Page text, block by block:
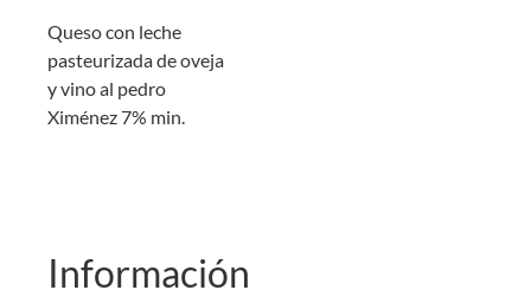
Queso con leche
pasteurizada de oveja
y vino al pedro
Ximénez 7% min.
Información